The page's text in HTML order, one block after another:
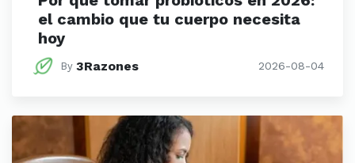
el cambio que tu cuerpo necesita
hoy
By 3Razones 2026-08-04